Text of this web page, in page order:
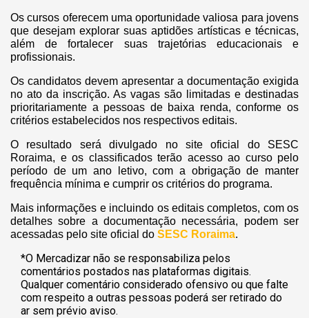
Os cursos oferecem uma oportunidade valiosa para jovens
que desejam explorar suas aptidões artísticas e técnicas,
além de fortalecer suas trajetórias educacionais e
profissionais.
Os candidatos devem apresentar a documentação exigida
no ato da inscrição. As vagas são limitadas e destinadas
prioritariamente a pessoas de baixa renda, conforme os
critérios estabelecidos nos respectivos editais.
O resultado será divulgado no site oficial do SESC
Roraima, e os classificados terão acesso ao curso pelo
período de um ano letivo, com a obrigação de manter
frequência mínima e cumprir os critérios do programa.
Mais informações e incluindo os editais completos, com os
detalhes sobre a documentação necessária, podem ser
acessadas pelo site oficial do SESC Roraima.
*O Mercadizar não se responsabiliza pelos
comentários postados nas plataformas digitais.
Qualquer comentário considerado ofensivo ou que falte
com respeito a outras pessoas poderá ser retirado do
ar sem prévio aviso.